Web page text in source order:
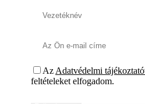
Az Adatvédelmi
feltételeket elfogadom.